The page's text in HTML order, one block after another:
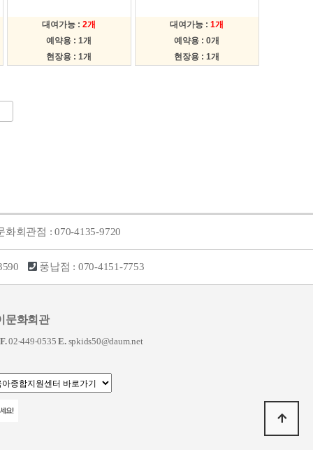
대여가능 :2개
예약용 : 1개
현장용 : 1개
대여가능 :1개
예약용 : 0개
현장용 : 1개
화회관점 : 070-4135-9720
풍납점 : 070-4151-7753
문화회관
F.02-449-0535E.spkids50@daum.net